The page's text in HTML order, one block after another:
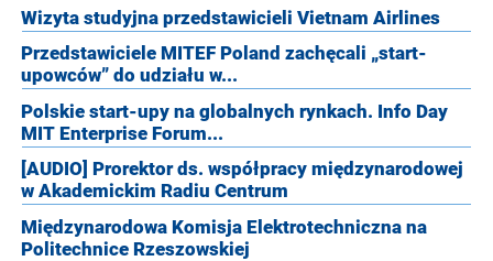
Wizyta studyjna przedstawicieli Vietnam Airlines
Przedstawiciele MITEF Poland zachęcali „start-
upowców” do udziału w...
Polskie start-upy na globalnych rynkach. Info Day
MIT Enterprise Forum...
[AUDIO] Prorektor ds. współpracy międzynarodowej
w Akademickim Radiu Centrum
Międzynarodowa Komisja Elektrotechniczna na
Politechnice Rzeszowskiej